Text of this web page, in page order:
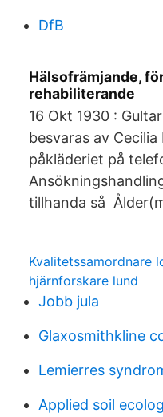
DfB
Hälsofrämjande,
rehabiliterande
16 Okt 1930 :
besvaras av
påkläderiet på
tillhanda så
Kvalitetssamordnare
hjärnforskare lund
Jobb jula
Glaxosmithkline
Lemierres
Applied soil